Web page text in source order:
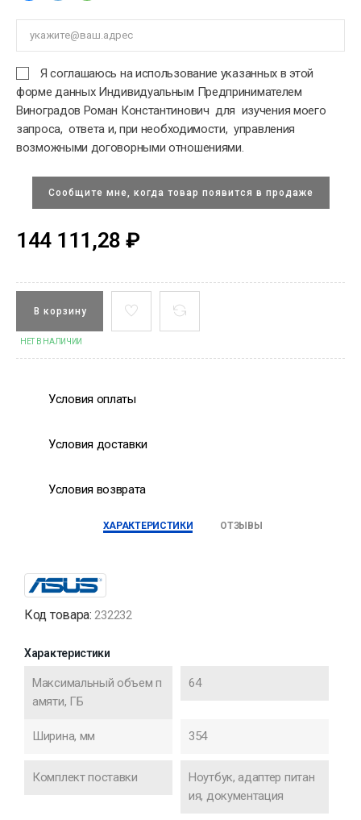
Я соглашаюсь на использование указанных в этой
форме данных Индивидуальным Предпринимателем
Виноградов Роман Константинович для изучения моего
запроса, ответа и, при необходимости, управления
возможными договорными отношениями.
Сообщите мне, когда товар появится в продаже
144 111,28 ₽
В корзину
НЕТ В НАЛИЧИИ
Условия оплаты
Условия доставки
Условия возврата
ХАРАКТЕРИСТИКИ ОТЗЫВЫ
Код товара: 232232
Характеристики
Максимальный объем п
амяти, ГБ
64
Ширина, мм 354
Комплект поставки
Ноутбук, адаптер питан
ия, документация